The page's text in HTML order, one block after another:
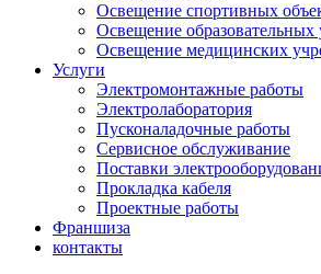
Освещение спортивных
Освещение образовательных
Освещение медицинских
Услуги
Электромонтажные работы
Электролаборатория
Пусконаладочные работы
Сервисное обслуживание
Поставки
Прокладка кабеля
Проектные работы
Франшиза
контакты